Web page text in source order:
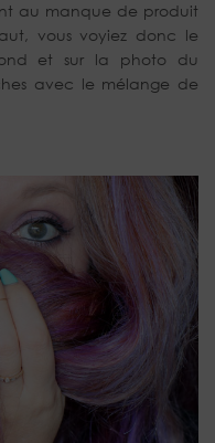
au manque de produit
vous voyiez donc le
et sur la photo du
avec le mélange de